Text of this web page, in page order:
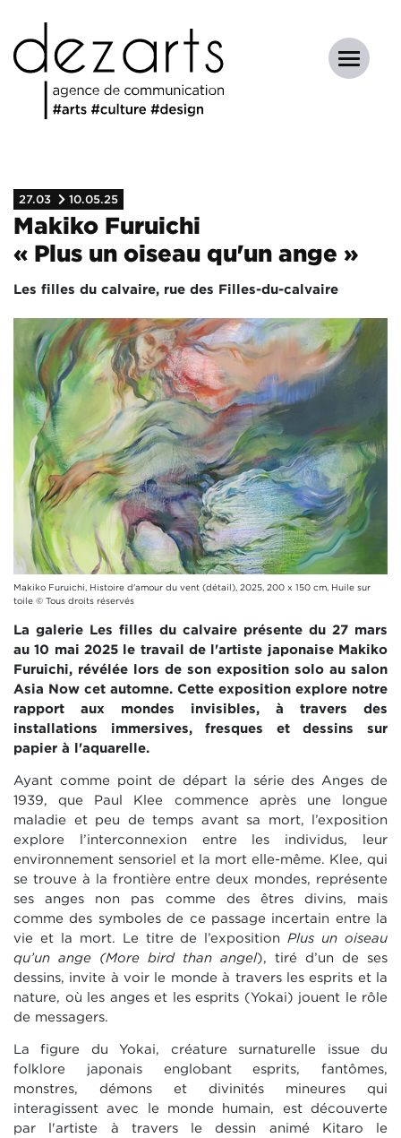
27.03 10.05.25
Makiko Furuichi
« Plus un oiseau qu'un ange »
Les filles du calvaire, rue des Filles-du-calvaire
Makiko Furuichi, Histoire d'amour du vent (détail), 2025, 200 x 150 cm, Huile sur
toile © Tous droits réservés
La galerie Les filles du calvaire présente du 27 mars
au 10 mai 2025 le travail de l'artiste japonaise Makiko
Furuichi, révélée lors de son exposition solo au salon
Asia Now cet automne. Cette exposition explore notre
rapport aux mondes invisibles, à travers des
installations immersives, fresques et dessins sur
papier à l'aquarelle.
Ayant comme point de départ la série des Anges de
1939, que Paul Klee commence après une longue
maladie et peu de temps avant sa mort, l’exposition
explore l’interconnexion entre les individus, leur
environnement sensoriel et la mort elle-même. Klee, qui
se trouve à la frontière entre deux mondes, représente
ses anges non pas comme des êtres divins, mais
comme des symboles de ce passage incertain entre la
vie et la mort. Le titre de l’expositionPlus un oiseau
qu’un ange (More bird than angel), tiré d’un de ses
dessins, invite à voir le monde à travers les esprits et la
nature, où les anges et les esprits (Yokai) jouent le rôle
de messagers.
La figure du Yokai, créature surnaturelle issue du
folklore japonais englobant esprits, fantômes,
monstres, démons et divinités mineures qui
interagissent avec le monde humain, est découverte
par l'artiste à travers le dessin animé Kitaro le